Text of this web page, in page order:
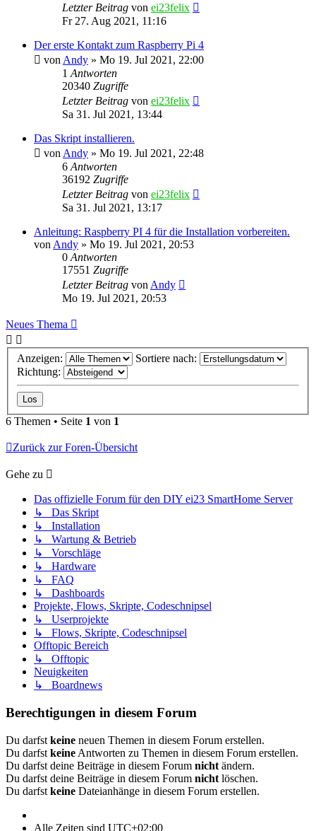
Letzter Beitrag von ei23felix
Fr 27. Aug 2021, 11:16
Der erste Kontakt zum Raspberry Pi 4
von Andy » Mo 19. Jul 2021, 22:00
1 Antworten
20340 Zugriffe
Letzter Beitrag von ei23felix
Sa 31. Jul 2021, 13:44
Das Skript installieren.
von Andy » Mo 19. Jul 2021, 22:48
6 Antworten
36192 Zugriffe
Letzter Beitrag von ei23felix
Sa 31. Jul 2021, 13:17
Anleitung: Raspberry PI 4 für die Installation vorbereiten.
von Andy » Mo 19. Jul 2021, 20:53
0 Antworten
17551 Zugriffe
Letzter Beitrag von Andy
Mo 19. Jul 2021, 20:53
Neues Thema
Anzeigen:
Sortiere nach:
Richtung:
6 Themen • Seite 1 von 1
Zurück zur Foren-Übersicht
Gehe zu
Das offizielle Forum für den DIY ei23 SmartHome Server
↳ Das Skript
↳ Installation
↳ Wartung & Betrieb
↳ Vorschläge
↳ Hardware
↳ FAQ
↳ Dashboards
Projekte, Flows, Skripte, Codeschnipsel
↳ Userprojekte
↳ Flows, Skripte, Codeschnipsel
Offtopic Bereich
↳ Offtopic
Neuigkeiten
↳ Boardnews
Berechtigungen in diesem Forum
Du darfst keine neuen Themen in diesem Forum erstellen.
Du darfst keine Antworten zu Themen in diesem Forum erstellen.
Du darfst deine Beiträge in diesem Forum nicht ändern.
Du darfst deine Beiträge in diesem Forum nicht löschen.
Du darfst keine Dateianhänge in diesem Forum erstellen.
Alle Zeiten sind UTC+02:00